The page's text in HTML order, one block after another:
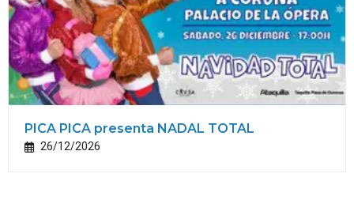
PICA PICA presenta NADAL TOTAL
26/12/2026